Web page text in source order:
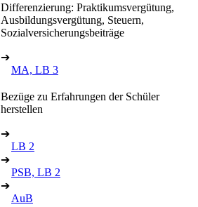
Differenzierung: Praktikumsvergütung,
Ausbildungsvergütung, Steuern,
Sozialversicherungsbeiträge
➔
MA, LB 3
Bezüge zu Erfahrungen der Schüler
herstellen
➔
LB 2
➔
PSB, LB 2
➔
AuB